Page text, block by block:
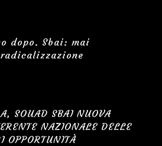
dopo. Sbai: mai
SOUAD SBAI NUOVA
NAZIONALE DELLE
OPPORTUNITÀ